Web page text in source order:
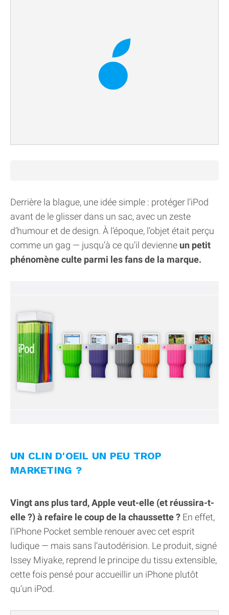
Derrière la blague, une idée simple : protéger l’iPod
avant de le glisser dans un sac, avec un zeste
d’humour et de design. À l’époque, l’objet était perçu
comme un gag — jusqu’à ce qu’il devienne un petit
phénomène culte parmi les fans de la marque.
UN CLIN D'OEIL UN PEU TROP
MARKETING ?
Vingt ans plus tard, Apple veut-elle (et réussira-t-
elle ?) à refaire le coup de la chaussette ? En effet,
l’iPhone Pocket semble renouer avec cet esprit
ludique — mais sans l’autodérision. Le produit, signé
Issey Miyake, reprend le principe du tissu extensible,
cette fois pensé pour accueillir un iPhone plutôt
qu’un iPod.